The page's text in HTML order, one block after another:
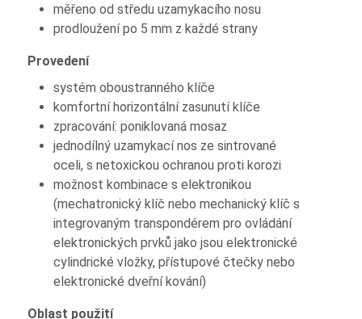
měřeno od středu uzamykacího nosu
prodloužení po 5 mm z každé strany
Provedení
systém oboustranného klíče
komfortní horizontální zasunutí klíče
zpracování: poniklovaná mosaz
jednodílný uzamykací nos ze sintrované
oceli, s netoxickou ochranou proti korozi
možnost kombinace s elektronikou
(mechatronický klíč nebo mechanický klíč s
integrovaným transpondérem pro ovládání
elektronických prvků jako jsou elektronické
cylindrické vložky, přístupové čtečky nebo
elektronické dveřní kování)
Oblast použití